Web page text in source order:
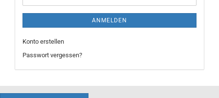
ANMELDEN
Konto erstellen
Passwort vergessen?